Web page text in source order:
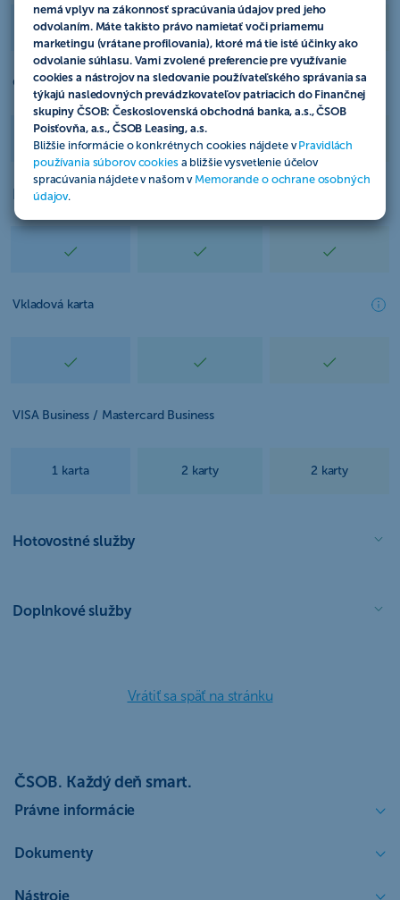
nemá vplyv na zákonnosť spracúvania údajov pred jeho
odvolaním. Máte takisto právo namietať voči priamemu
marketingu (vrátane profilovania), ktoré má tie isté účinky ako
odvolanie súhlasu. Vami zvolené preferencie pre využívanie
cookies a nástrojov na sledovanie používateľského správania sa
týkajú nasledovných prevádzkovateľov patriacich do Finančnej
skupiny ČSOB: Československá obchodná banka, a.s., ČSOB
Poisťovňa, a.s., ČSOB Leasing, a.s.
Bližšie informácie o konkrétnych cookies nájdete vPravidlách
používania súborov cookiesa bližšie vysvetlenie účelov
spracúvania nájdete v našom v Memorande o ochrane osobných
údajov.
Odoslaná platba v EUR elektronicky
Platba platobnou kartou v SR a zahraničí
Vkladová karta
VISA Business / Mastercard Business
1 karta 2 karty 2 karty
Hotovostné služby
Doplnkové služby
Vrátiť sa späť na stránku
ČSOB. Každý deň smart.
Právne informácie
Dokumenty
Nástroje